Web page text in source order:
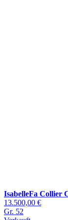
IsabelleFa Collier
13.500,00 €
Gr. 52